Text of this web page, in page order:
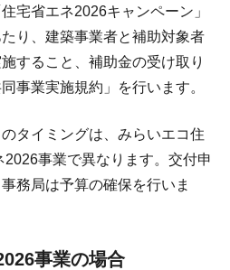
宅省エネ2026キャンペーン」
り、建築事業者と補助対象者
すること、補助金の受け取り
事業実施規約」を行います。
タイミングは、みらいエコ住
事業で異なります。交付申
務局は予算の確保を行いま
事業の場合